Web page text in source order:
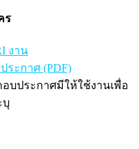
ร
งาน
ระกาศ (PDF)
บประกาศมีให้ใช้งานเพื่อ
บุ